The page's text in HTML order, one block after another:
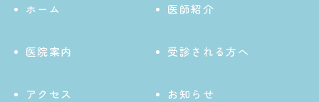
ホーム 医師紹介
医院案内 受診される方へ
アクセス
お知らせ